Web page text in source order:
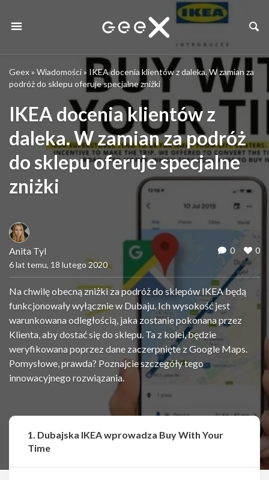
Geex» Wiadomości» IKEA docenia klientów z daleka. W zamian za
podróż do sklepu oferuje specjalne zniżki
IKEA docenia klientów z
daleka. W zamian za podróż
do sklepu oferuje specjalne
zniżki
Anita Tyl
6 lat temu, 18 lutego 2020
0 0
Na chwilę obecną zniżki za podróż do sklepów IKEA będą
funkcjonowały wyłącznie w Dubaju. Ich wysokość jest
warunkowana odległością, jaka zostanie pokonana przez
Klienta, aby dostać się do sklepu. Ta z kolei, będzie
weryfikowana poprzez dane zaczerpnięte z Google Maps.
Pomysłowe, prawda? Poznajcie szczegóły tego
innowacyjnego rozwiązania.
1. Dubajska IKEA wprowadza Buy With Your
Time